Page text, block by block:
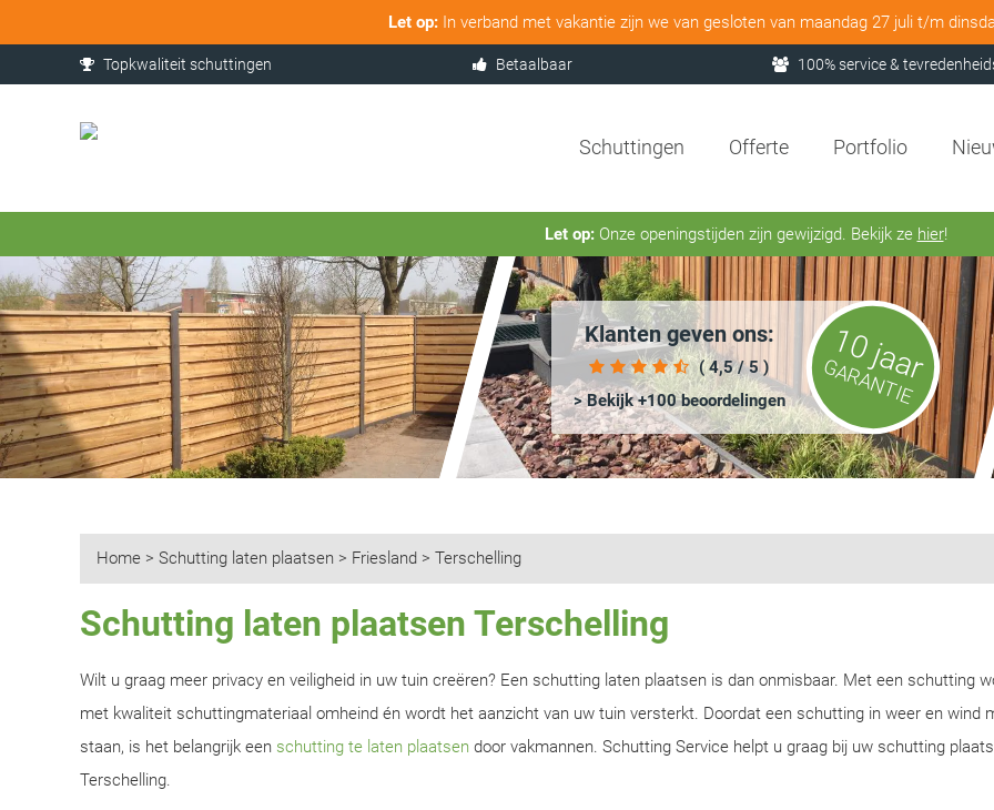
Let op:In verband met vakantie zijn we van gesloten van maandag 27 juli t/m
Topkwaliteit schuttingen Betaalbaar 100% service &
Schuttingen Offerte Portfolio
Let op:Onze openingstijden zijn gewijzigd. Bekijk ze hier!
Klanten geven ons:
( 4,5 / 5 )
> Bekijk +100 beoordelingen
10 jaar
GARANTIE
Home > Schutting laten plaatsen > Friesland > Terschelling
Schutting laten plaatsen Terschelling
Wilt u graag meer privacy en veiligheid in uw tuin creëren? Een schutting laten plaatsen is dan onmisbaar. Met een schutting
met kwaliteit schuttingmateriaal omheind én wordt het aanzicht van uw tuin versterkt. Doordat een schutting in weer en wind
staan, is het belangrijk een schutting te laten plaatsen door vakmannen. Schutting Service helpt u graag bij uw schutting
Terschelling.